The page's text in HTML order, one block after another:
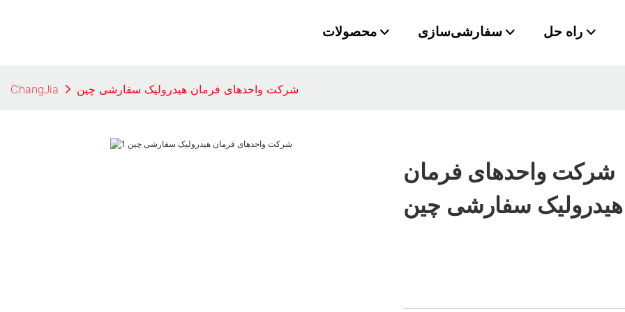
محصولات سفارشی‌سازی راه حل
ChangJia شرکت واحدهای فرمان هیدرولیک سفارشی چین
شرکت واحدهای فرمان
هیدرولیک سفارشی چین